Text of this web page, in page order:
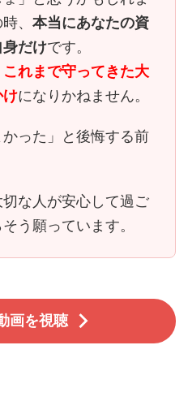
、 本当にあなたの資
だけです。
これまで守ってきた大
けになりかねません。
かった」と後悔する前
な人が安心して過ご
う願っています。
画を視聴